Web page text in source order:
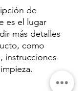
de
es el lugar
más detalles
como
instrucciones